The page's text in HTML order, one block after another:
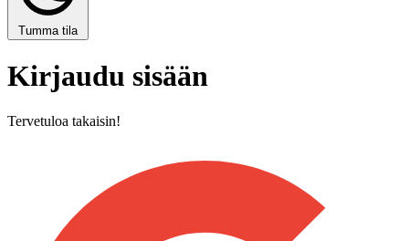
Tumma tila
Kirjaudu sisään
Tervetuloa takaisin!